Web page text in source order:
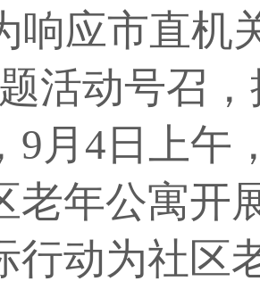
应市直机
活动号召
9月4日上午
老年公寓开
行动为社区